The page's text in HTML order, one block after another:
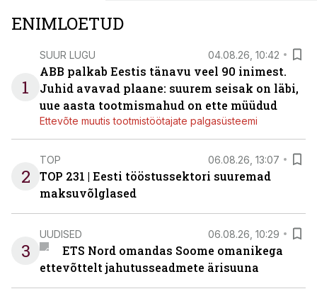
ENIMLOETUD
1
SUUR LUGU 04.08.26, 10:42
ABB palkab Eestis tänavu veel 90 inimest.
Juhid avavad plaane: suurem seisak on läbi,
uue aasta tootmismahud on ette müüdud
Ettevõte muutis tootmistöötajate palgasüsteemi
2
TOP 06.08.26, 13:07
TOP 231 | Eesti tööstussektori suuremad
maksuvõlglased
3
UUDISED 06.08.26, 10:29
ETS Nord omandas Soome omanikega
ettevõttelt jahutusseadmete ärisuuna